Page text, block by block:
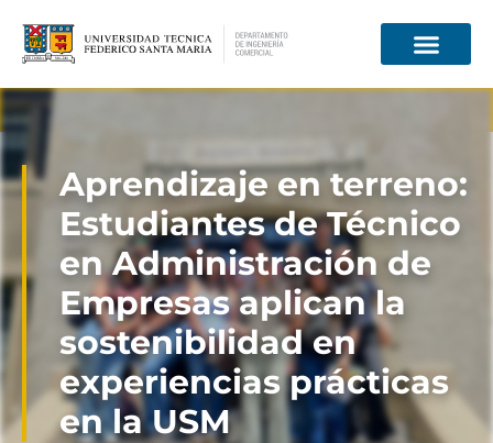
Aprendizaje en terreno:
Estudiantes de Técnico
en Administración de
Empresas aplican la
sostenibilidad en
experiencias prácticas
en la USM